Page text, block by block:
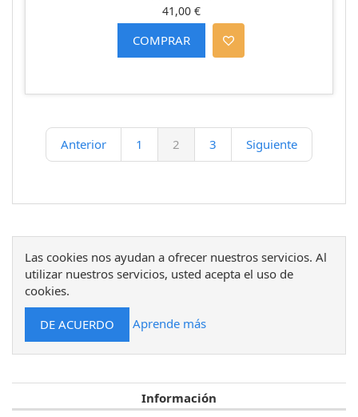
41,00 €
Anterior 1 2 3 Siguiente
Las cookies nos ayudan a ofrecer nuestros servicios. Al
utilizar nuestros servicios, usted acepta el uso de
cookies.
Aprende más
Información